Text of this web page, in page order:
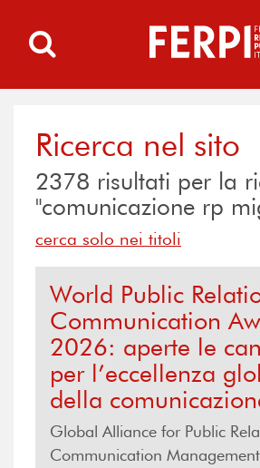
Ricerca nel sito
2378 risultati per la
"comunicazione rp
cerca solo nei titoli
World Public
Communication
2026: aperte le
per l’eccellenza
della
Global Alliance for Public
Communication